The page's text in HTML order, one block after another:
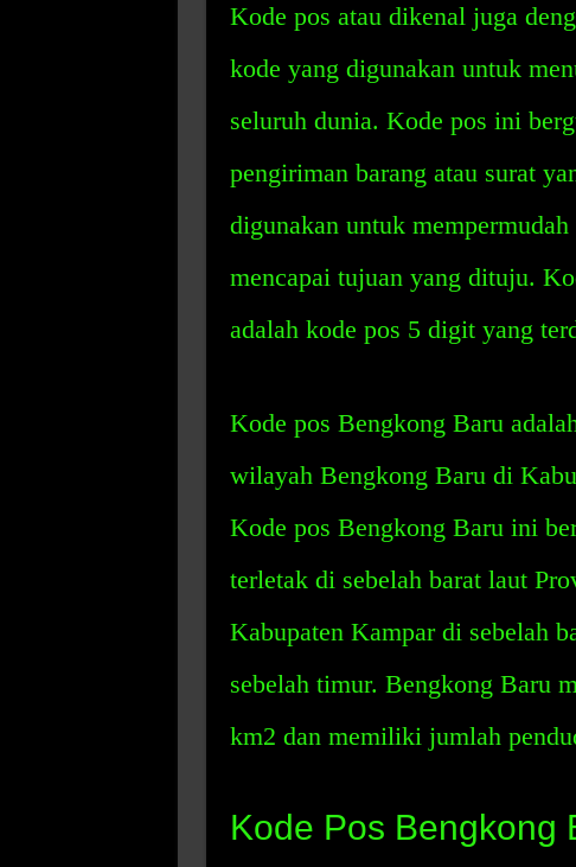
Kode pos atau dikenal juga
kode yang digunakan untuk
seluruh dunia. Kode pos ini
pengiriman barang atau surat
digunakan untuk
mencapai tujuan yang dituju.
adalah kode pos 5 digit yang
Kode pos Bengkong Baru
wilayah Bengkong Baru di
Kode pos Bengkong Baru ini
terletak di sebelah barat laut
Kabupaten Kampar di sebelah
sebelah timur. Bengkong Baru
km2 dan memiliki jumlah
Kode Pos Bengkong